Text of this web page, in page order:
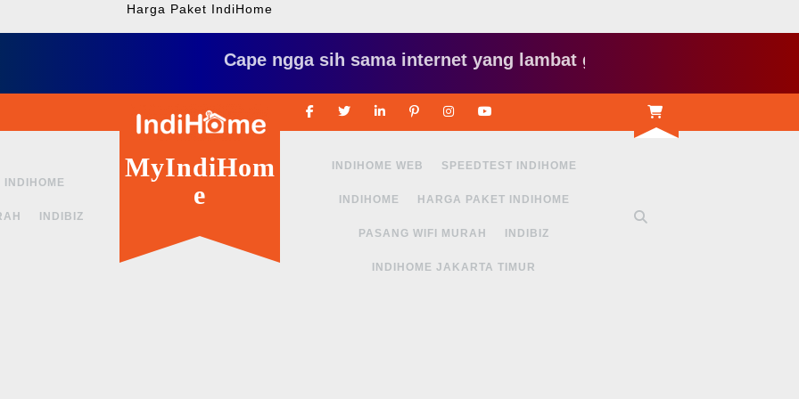
Harga Paket IndiHome
Cape ngga sih sama internet yang lambat gitu gitu aja dah nyebelin,
FacebookTwitter LinkedinPinterestInstagram
INDIHOME
INDIBIZ
MyIndiHom
e
INDIHOME WEB SPEEDTEST INDIHOME
INDIHOME HARGA PAKET INDIHOME
PASANG WIFI MURAH INDIBIZ
INDIHOME JAKARTA TIMUR